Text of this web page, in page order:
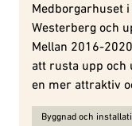
Medborgarhuset
Westerberg och
Mellan 2016-
att rusta upp och
en mer attraktiv
Ämnen för
Byggnad och